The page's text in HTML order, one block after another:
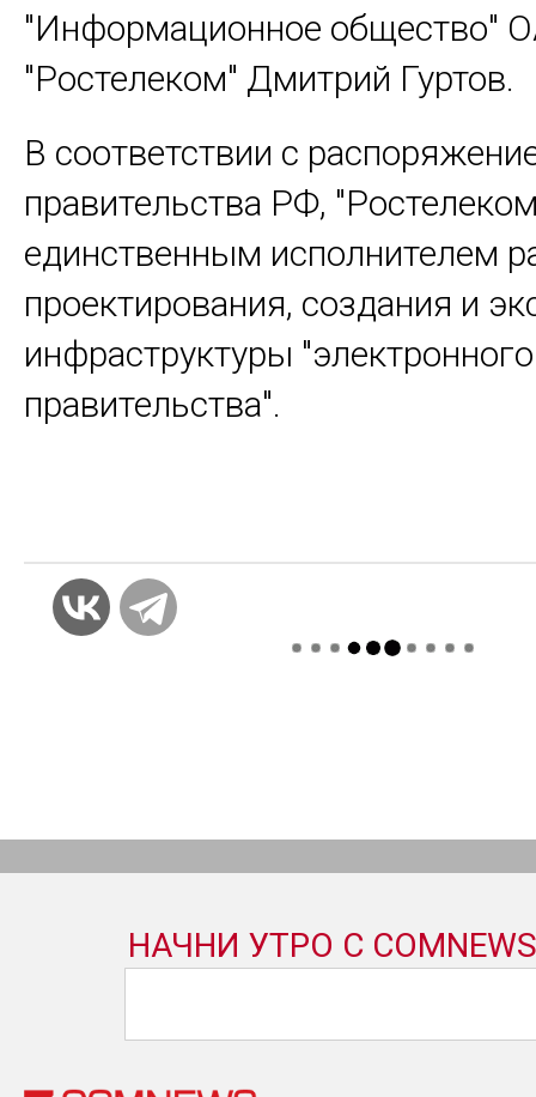
"Информационное общество"
"Ростелеком" Дмитрий Гуртов.
В соответствии с
правительства РФ,
единственным исполнителем
проектирования, создания и
инфраструктуры "электронного
правительства".